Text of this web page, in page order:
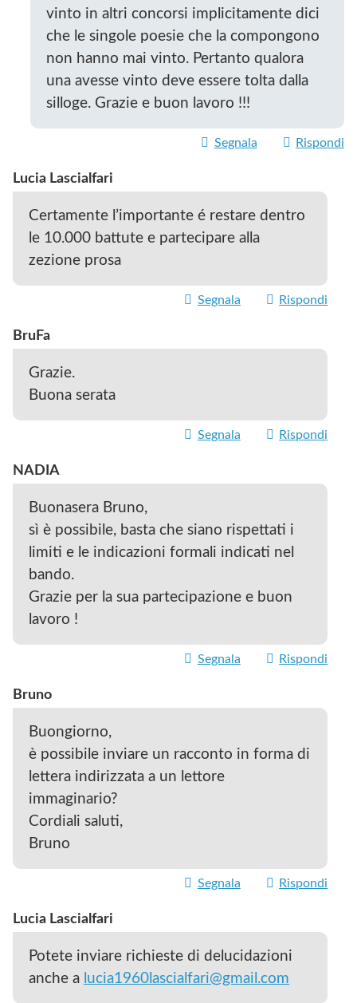
vinto in altri concorsi implicitamente dici
che le singole poesie che la compongono
non hanno mai vinto. Pertanto qualora
una avesse vinto deve essere tolta dalla
silloge. Grazie e buon lavoro !!!
Segnala Rispondi
Lucia Lascialfari
Certamente l’importante é restare dentro
le 10.000 battute e partecipare alla
zezione prosa
Segnala Rispondi
BruFa
Grazie.
Buona serata
Segnala Rispondi
NADIA
Buonasera Bruno,
sì è possibile, basta che siano rispettati i
limiti e le indicazioni formali indicati nel
bando.
Grazie per la sua partecipazione e buon
lavoro !
Segnala Rispondi
Bruno
Buongiorno,
è possibile inviare un racconto in forma di
lettera indirizzata a un lettore
immaginario?
Cordiali saluti,
Bruno
Segnala Rispondi
Lucia Lascialfari
Potete inviare richieste di delucidazioni
anche a lucia1960lascialfari@gmail.com